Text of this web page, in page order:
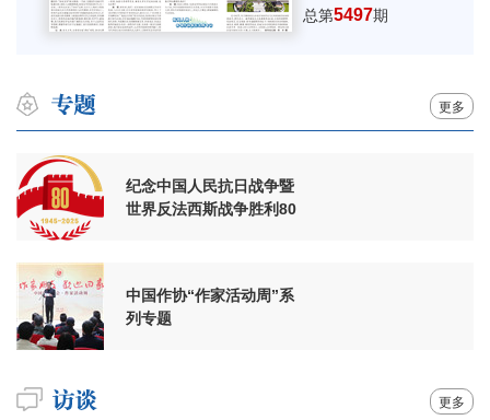
总第5497期
更多
纪念中国人民抗日战争暨
世界反法西斯战争胜利80
中国作协“作家活动周”系
列专题
更多